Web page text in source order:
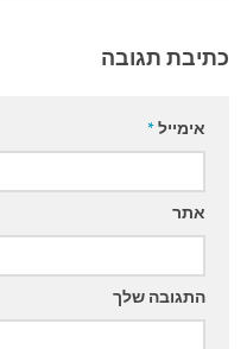
כתיבת תגובה
אימייל*
אתר
התגובה שלך